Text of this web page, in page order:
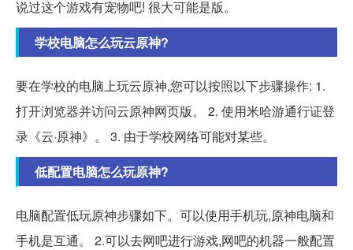
说过这个游戏有宠物吧! 很大可能是版。
学校电脑怎么玩云原神?
要在学校的电脑上玩云原神,您可以按照以下步骤操作: 1.
打开浏览器并访问云原神网页版。 2. 使用米哈游通行证登
录《云·原神》。 3. 由于学校网络可能对某些。
低配置电脑怎么玩原神?
电脑配置低玩原神步骤如下。可以使用手机玩,原神电脑和
手机是互通。 2.可以去网吧进行游戏,网吧的机器一般配置